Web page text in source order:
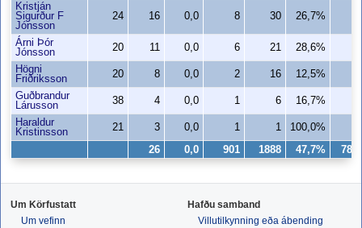
Kristján
Sigurður F
Jónsson
24 16 0,0 8 30 26,7%
Árni Þór
Jónsson
20 11 0,0 6 21 28,6%
Högni
Friðriksson
20 8 0,0 2 16 12,5%
Guðbrandur
Lárusson
38 4 0,0 1 6 16,7%
Haraldur
Kristinsson
21 3 0,0 1 1 100,0%
26 0,0 901 1888 47,7% 786
Um Körfustatt
Um vefinn
Hafðu samband
Villutilkynning eða ábending